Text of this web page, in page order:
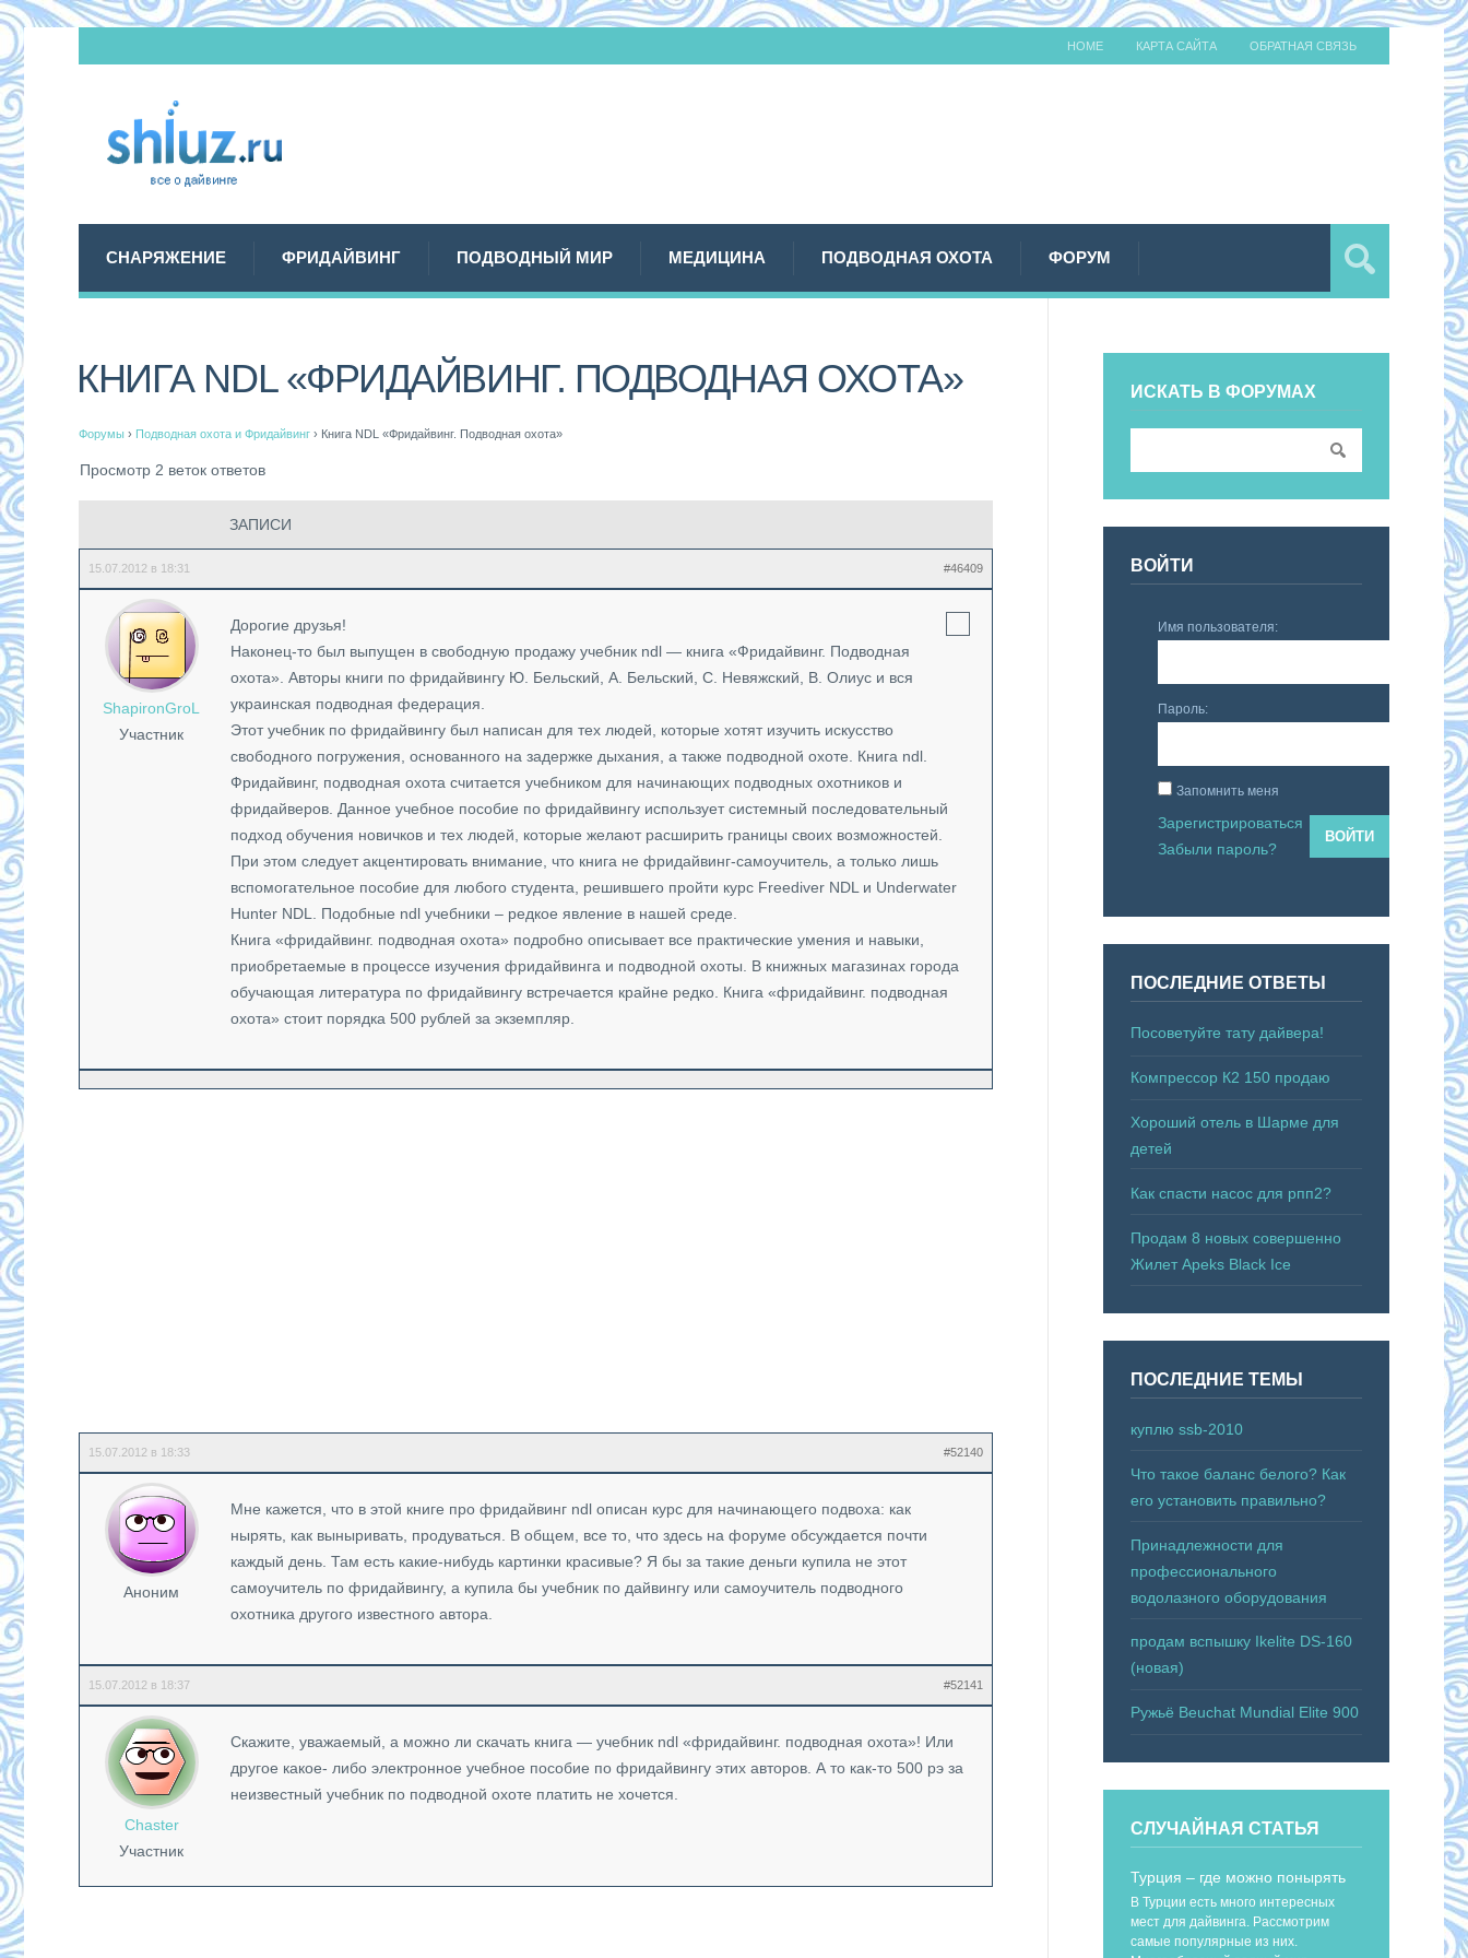
HOME КАРТА САЙТА ОБРАТНАЯ СВЯЗЬ
СНАРЯЖЕНИЕ ФРИДАЙВИНГ ПОДВОДНЫЙ МИР МЕДИЦИНА ПОДВОДНАЯ ОХОТА ФОРУМ
КНИГА NDL «ФРИДАЙВИНГ. ПОДВОДНАЯ ОХОТА»
Форумы › Подводная охота и Фридайвинг › Книга NDL «Фридайвинг. Подводная охота»
Просмотр 2 веток ответов
ЗАПИСИ
15.07.2012 в 18:31 #46409
ShapironGroL
Участник
Дорогие друзья!
Наконец-то был выпущен в свободную продажу учебник ndl — книга «Фридайвинг. Подводная
охота». Авторы книги по фридайвингу Ю. Бельский, А. Бельский, С. Невяжский, В. Олиус и вся
украинская подводная федерация.
Этот учебник по фридайвингу был написан для тех людей, которые хотят изучить искусство
свободного погружения, основанного на задержке дыхания, а также подводной охоте. Книга ndl.
Фридайвинг, подводная охота считается учебником для начинающих подводных охотников и
фридайверов. Данное учебное пособие по фридайвингу использует системный последовательный
подход обучения новичков и тех людей, которые желают расширить границы своих возможностей.
При этом следует акцентировать внимание, что книга не фридайвинг-самоучитель, а только лишь
вспомогательное пособие для любого студента, решившего пройти курс Freediver NDL и Underwater
Hunter NDL. Подобные ndl учебники – редкое явление в нашей среде.
Книга «фридайвинг. подводная охота» подробно описывает все практические умения и навыки,
приобретаемые в процессе изучения фридайвинга и подводной охоты. В книжных магазинах города
обучающая литература по фридайвингу встречается крайне редко. Книга «фридайвинг. подводная
охота» стоит порядка 500 рублей за экземпляр.
15.07.2012 в 18:33 #52140
Аноним
Мне кажется, что в этой книге про фридайвинг ndl описан курс для начинающего подвоха: как
нырять, как выныривать, продуваться. В общем, все то, что здесь на форуме обсуждается почти
каждый день. Там есть какие-нибудь картинки красивые? Я бы за такие деньги купила не этот
самоучитель по фридайвингу, а купила бы учебник по дайвингу или самоучитель подводного
охотника другого известного автора.
15.07.2012 в 18:37 #52141
Chaster
Участник
Скажите, уважаемый, а можно ли скачать книга — учебник ndl «фридайвинг. подводная охота»! Или
другое какое- либо электронное учебное пособие по фридайвингу этих авторов. А то как-то 500 рэ за
неизвестный учебник по подводной охоте платить не хочется.
ИСКАТЬ В ФОРУМАХ
ВОЙТИ
Имя пользователя:
Пароль:
Запомнить меня
ВОЙТИ
Зарегистрироваться
Забыли пароль?
ПОСЛЕДНИЕ ОТВЕТЫ
Посоветуйте тату дайвера!
Компрессор К2 150 продаю
Хороший отель в Шарме для
детей
Как спасти насос для рпп2?
Продам 8 новых совершенно
Жилет Apeks Black Ice
ПОСЛЕДНИЕ ТЕМЫ
куплю ssb-2010
Что такое баланс белого? Как
его установить правильно?
Принадлежности для
профессионального
водолазного оборудования
продам вспышку Ikelite DS-160
(новая)
Ружьё Beuchat Mundial Elite 900
СЛУЧАЙНАЯ СТАТЬЯ
Турция – где можно понырять
В Турции есть много интересных
мест для дайвинга. Рассмотрим
самые популярные из них.